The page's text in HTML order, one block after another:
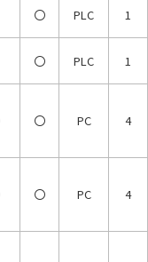
〇 PLC 1
〇 PLC 1
〇 PC 4
〇 PC 4